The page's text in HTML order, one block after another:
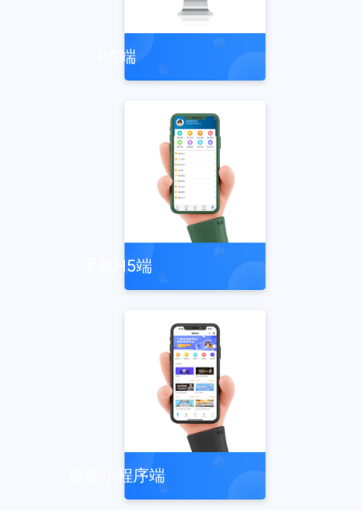
PC端
手机H5端
微信小程序端